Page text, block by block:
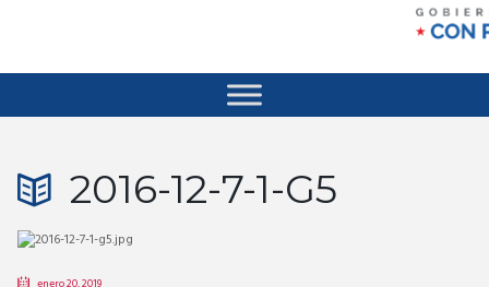
2016-12-7-1-G5
enero 20, 2019